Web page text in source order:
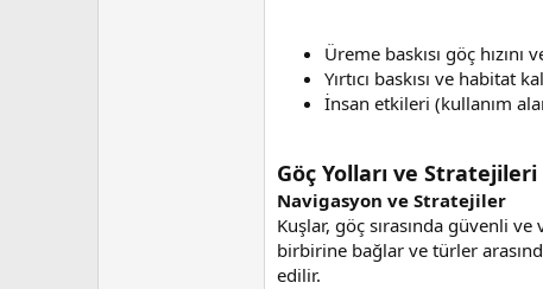
Üreme baskısı göç hızını
Yırtıcı baskısı ve habitat
İnsan etkileri (kullanım
Göç Yolları ve Stratejileri
Navigasyon ve Stratejiler
Kuşlar, göç sırasında güvenli
birbirine bağlar ve türler
edilir.